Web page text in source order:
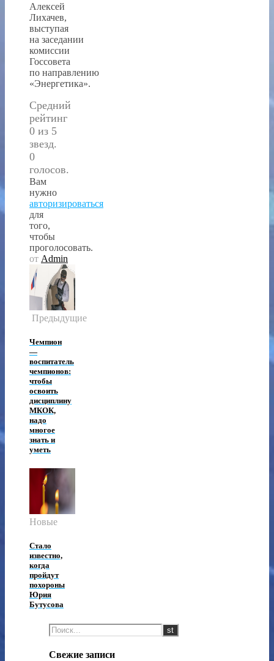
Алексей
Лихачев,
выступая
на заседании
комиссии
Госсовета
по направлению
«Энергетика».
Средний
рейтинг
0 из 5
звезд.
0
голосов.
Вам
нужно
авторизироваться
для
того,
чтобы
проголосовать.
от Admin
Предыдущие
Чемпион
—
воспитатель
чемпионов:
чтобы
освоить
дисциплину
МКОК,
надо
многое
знать и
уметь
Новые
Стало
известно,
когда
пройдут
похороны
Юрия
Бутусова
Свежие записи